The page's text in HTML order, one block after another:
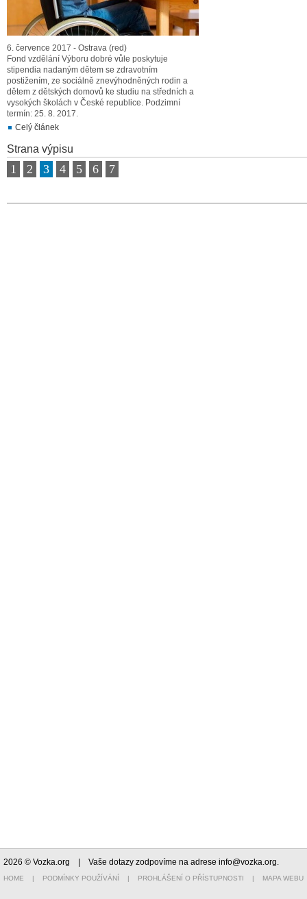
6. července 2017 - Ostrava (red)
Fond vzdělání Výboru dobré vůle poskytuje
stipendia nadaným dětem se zdravotním
postižením, ze sociálně znevýhodněných rodin a
dětem z dětských domovů ke studiu na středních a
vysokých školách v České republice. Podzimní
termín: 25. 8. 2017.
Celý článek
Strana výpisu
1 2 3 4 5 6 7
2026 © Vozka.org | Vaše dotazy zodpovíme na adrese info@vozka.org.
HOME | PODMÍNKY POUŽÍVÁNÍ | PROHLÁŠENÍ O PŘÍSTUPNOSTI | MAPA WEBU